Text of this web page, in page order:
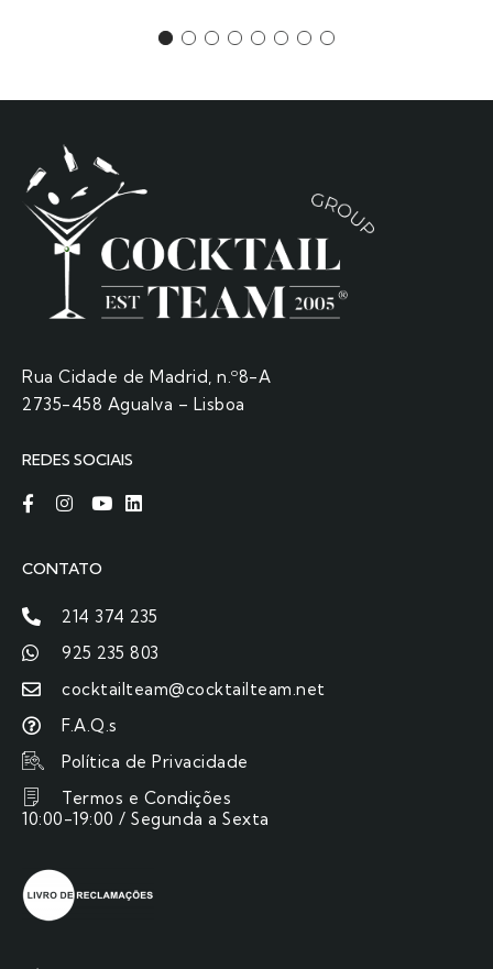
Rua Cidade de Madrid, n.º8-A
2735-458 Agualva – Lisboa
REDES SOCIAIS
CONTATO
214 374 235
925 235 803
cocktailteam@cocktailteam.net
F.A.Q.s
Política de Privacidade
Termos e Condições
10:00-19:00 / Segunda a Sexta